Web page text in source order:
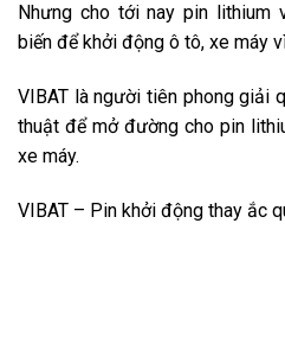
Nhưng cho tới nay pin
biến để khởi động ô tô, xe máy
VIBAT là người tiên phong giải
thuật để mở đường cho pin
xe máy.
VIBAT – Pin khởi động thay ắc